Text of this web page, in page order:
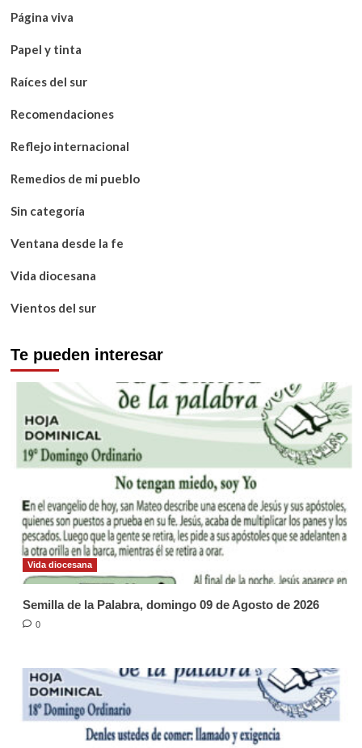
Página viva
Papel y tinta
Raíces del sur
Recomendaciones
Reflejo internacional
Remedios de mi pueblo
Sin categoría
Ventana desde la fe
Vida diocesana
Vientos del sur
Te pueden interesar
Vida diocesana
Semilla de la Palabra, domingo 09 de Agosto de 2026
0